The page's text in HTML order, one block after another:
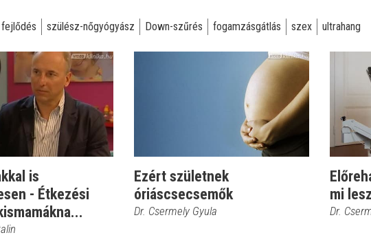
szülész-nőgyógyász Down-szűrés fogamzásgátlás szex ultrahang
is
- Étkezési
Ezért születnek
óriáscsecsemők
Dr. Csermely Gyula
mi
Dr.